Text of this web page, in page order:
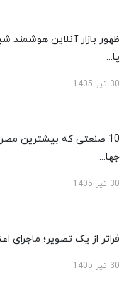
ظهور بازار آنلاین هوشمند
پا...
30 تیر 1405
10 صنعتی که بیشترین مصرف
جها...
30 تیر 1405
فراتر از یک تصویر؛ ماجرای
30 تیر 1405